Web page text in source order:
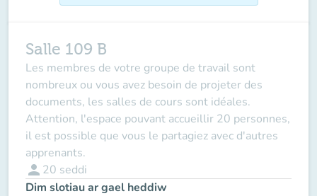
Salle 109 B
Les membres de votre groupe de travail sont
nombreux ou vous avez besoin de projeter des
documents, les salles de cours sont idéales.
Attention, l'espace pouvant accueillir 20 personnes,
il est possible que vous le partagiez avec d'autres
apprenants.
person 20 seddi
Dim slotiau ar gael heddiw